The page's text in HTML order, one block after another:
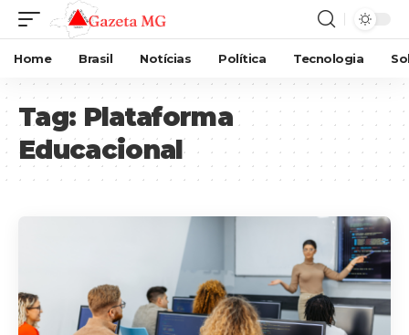
Home Brasil Notícias Política Tecnologia
Tag: Plataforma
Educacional